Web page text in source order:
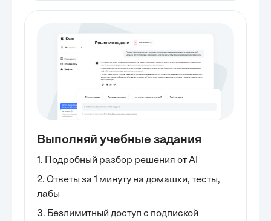
Выполняй учебные задания
1. Подробный разбор решения от AI
2. Ответы за 1 минуту на домашки, тесты,
лабы
3. Безлимитный доступ с подпиской